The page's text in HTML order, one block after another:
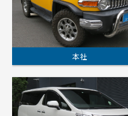
本社